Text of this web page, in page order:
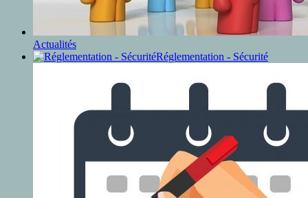
Actualités
Réglementation - Sécurité